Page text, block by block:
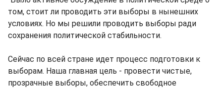
том, стоит ли проводить эти выборы в нынешних
условиях. Но мы решили проводить выборы ради
сохранения политической стабильности.
Сейчас по всей стране идет процесс подготовки к
выборам. Наша главная цель - провести чистые,
прозрачные выборы, обеспечить свободное